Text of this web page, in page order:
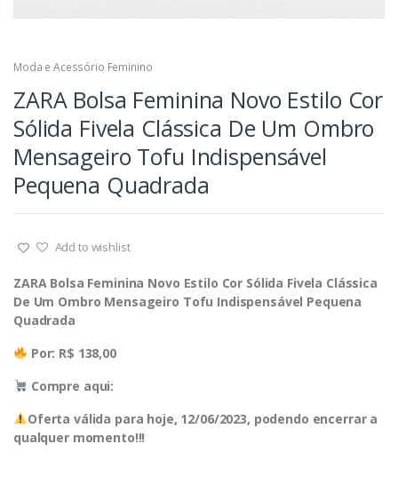
Moda e Acessório Feminino
ZARA Bolsa Feminina Novo Estilo Cor
Sólida Fivela Clássica De Um Ombro
Mensageiro Tofu Indispensável
Pequena Quadrada
Add to wishlist
ZARA Bolsa Feminina Novo Estilo Cor Sólida Fivela Clássica
De Um Ombro Mensageiro Tofu Indispensável Pequena
Quadrada
Por: R$ 138,00
Compre aqui:
Oferta válida para hoje, 12/06/2023, podendo encerrar a
qualquer momento!!!